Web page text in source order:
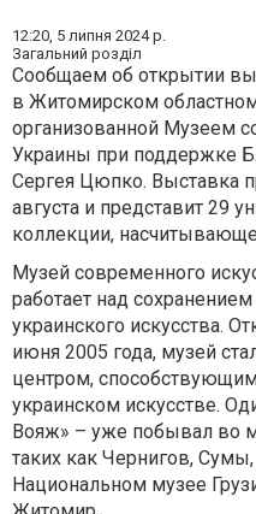
12:20, 5 липня 2024 р.
Загальний розділ
Сообщаем об открытии
в Житомирском
организованной Музеем
Украины при поддержке
Сергея Цюпко. Выставка
августа и представит 29
коллекции,
Музей современного
работает над
украинского искусства.
июня 2005 года, музей
центром,
украинском искусстве.
Вояж» – уже побывал во
таких как Чернигов,
Национальном музее